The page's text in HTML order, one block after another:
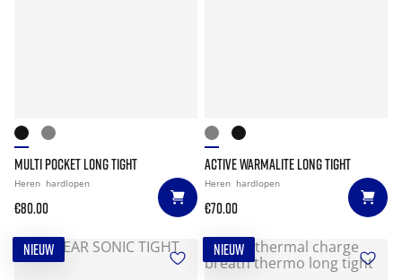
MULTI POCKET LONG TIGHT
Heren hardlopen
€80.00
ACTIVE WARMALITE LONG TIGHT
Heren hardlopen
€70.00
NIEUW NIEUW